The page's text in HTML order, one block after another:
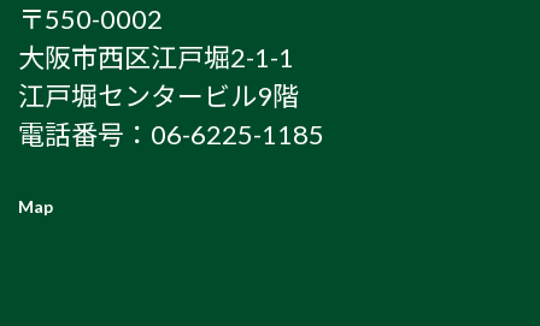
〒550-0002
大阪市西区江戸堀2-1-1
江戸堀センタービル9階
電話番号：06-6225-1185
Map